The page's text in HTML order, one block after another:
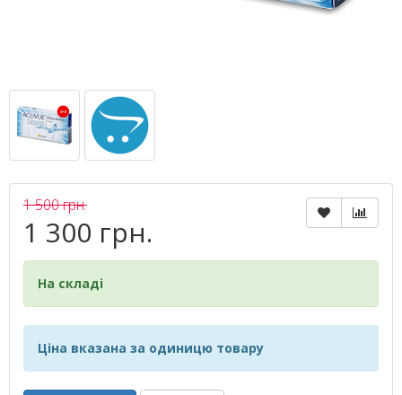
1 500 грн.
1 300 грн.
На складі
Ціна вказана за одиницю товару